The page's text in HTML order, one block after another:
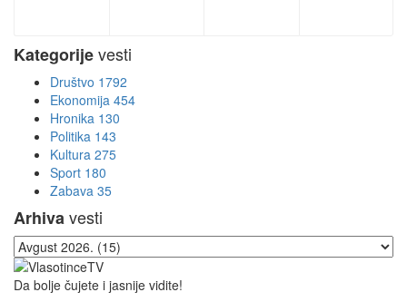
Kategorijevesti
Društvo 1792
Ekonomija 454
Hronika 130
Politika 143
Kultura 275
Sport 180
Zabava 35
Arhivavesti
Da bolje čujete i jasnije vidite!